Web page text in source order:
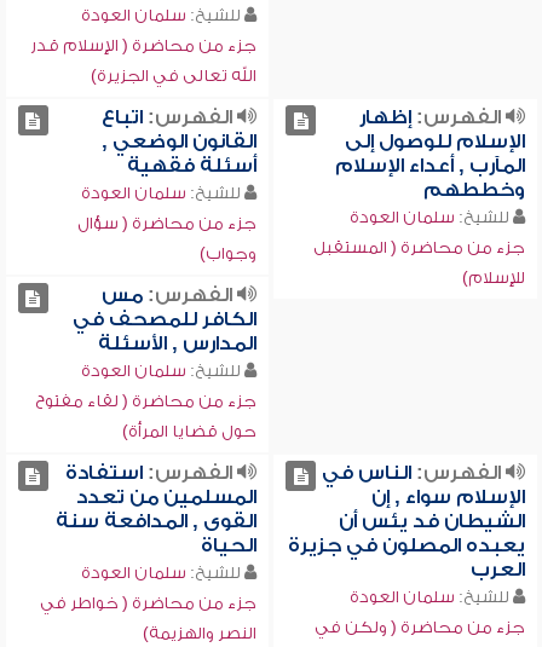
للشيخ: سلمان العودة
جزء من محاضرة ( الإسلام قدر
الله تعالى في الجزيرة)
الفهرس:إظهار
الإسلام للوصول إلى
المآرب , أعداء الإسلام
وخططهم
للشيخ: سلمان العودة
جزء من محاضرة ( المستقبل
للإسلام)
الفهرس:اتباع
القانون الوضعي ,
أسئلة فقهية
للشيخ: سلمان العودة
جزء من محاضرة ( سؤال
وجواب)
الفهرس:مس
الكافر للمصحف في
المدارس , الأسئلة
للشيخ: سلمان العودة
جزء من محاضرة ( لقاء مفتوح
حول قضايا المرأة)
الفهرس:الناس في
الإسلام سواء , إن
الشيطان فد يئس أن
يعبده المصلون في جزيرة
العرب
للشيخ: سلمان العودة
جزء من محاضرة ( ولكن في
الفهرس:استفادة
المسلمين من تعدد
القوى , المدافعة سنة
الحياة
للشيخ: سلمان العودة
جزء من محاضرة ( خواطر في
النصر والهزيمة)